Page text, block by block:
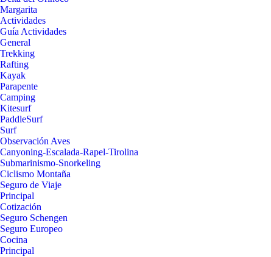
Margarita
Actividades
Guía Actividades
General
Trekking
Rafting
Kayak
Parapente
Camping
Kitesurf
PaddleSurf
Surf
Observación Aves
Canyoning-Escalada-Rapel-Tirolina
Submarinismo-Snorkeling
Ciclismo Montaña
Seguro de Viaje
Principal
Cotización
Seguro Schengen
Seguro Europeo
Cocina
Principal